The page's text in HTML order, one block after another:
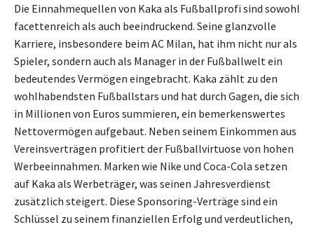
Die Einnahmequellen von Kaka als Fußballprofi sind sowohl
facettenreich als auch beeindruckend. Seine glanzvolle
Karriere, insbesondere beim AC Milan, hat ihm nicht nur als
Spieler, sondern auch als Manager in der Fußballwelt ein
bedeutendes Vermögen eingebracht. Kaka zählt zu den
wohlhabendsten Fußballstars und hat durch Gagen, die sich
in Millionen von Euros summieren, ein bemerkenswertes
Nettovermögen aufgebaut. Neben seinem Einkommen aus
Vereinsverträgen profitiert der Fußballvirtuose von hohen
Werbeeinnahmen. Marken wie Nike und Coca-Cola setzen
auf Kaka als Werbeträger, was seinen Jahresverdienst
zusätzlich steigert. Diese Sponsoring-Verträge sind ein
Schlüssel zu seinem finanziellen Erfolg und verdeutlichen,